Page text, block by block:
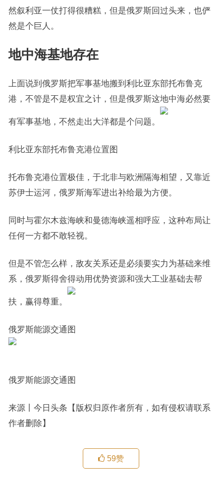
然叙利亚一仗打得很糟糕，但是俄罗斯回过头来，也俨
然是个巨人。
地中海基地存在
上面说到俄罗斯把军事基地搬到利比亚东部托布鲁克
港，不管是不是权宜之计，但是俄罗斯这地中海必然要
有军事基地，不然走出大洋都是个问题。
利比亚东部托布鲁克港位置图
托布鲁克港位置极佳，于北非与欧洲隔海相望，又靠近
苏伊士运河，俄罗斯海军进出补给最为方便。
同时与霍尔木兹海峡和曼德海峡遥相呼应，这种布局让
任何一方都不敢轻视。
但是不管怎么样，敌友关系还是必须要实力为基础来维
系，俄罗斯得舍得动用优势资源和强大工业基础去帮
扶，赢得尊重。
俄罗斯能源交通图
俄罗斯能源交通图
来源丨今日头条【版权归原作者所有，如有侵权请联系
作者删除】​
59赞